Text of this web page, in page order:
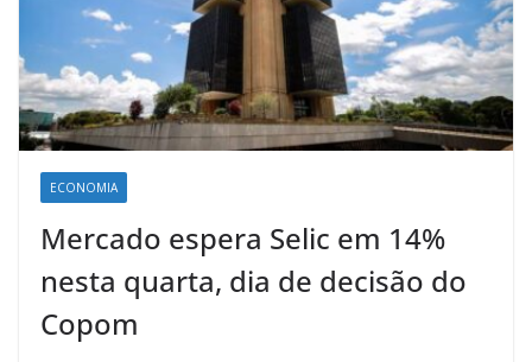
ECONOMIA
Mercado espera Selic em 14%
nesta quarta, dia de decisão do
Copom